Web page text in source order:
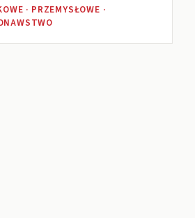
· PRZEMYSŁOWE ·